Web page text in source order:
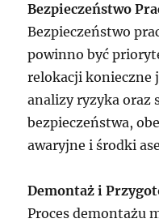
Bezpieczeństwo
Bezpieczeństwo
powinno być
relokacji konieczne
analizy ryzyka oraz
bezpieczeństwa,
awaryjne i środki
Demontaż i
Proces demontażu